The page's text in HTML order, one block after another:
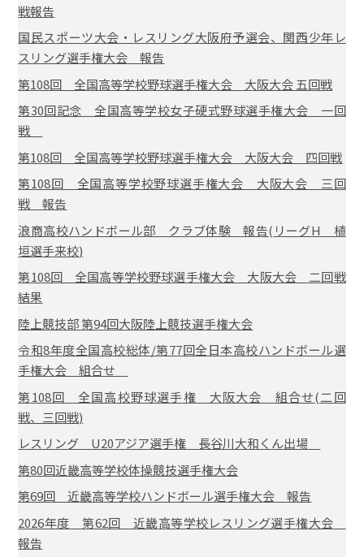
戦報告
国民スポーツ大会・レスリング大阪府予選会、関西少年レ
スリング選手権大会 報告
第108回 全国高等学校野球選手権大会 大阪大会 五回戦
第30回記念 全国高等学校女子硬式野球選手権大会 一回
戦
第108回 全国高等学校野球選手権大会 大阪大会 四回戦
第108回 全国高等学校野球選手権大会 大阪大会 三回
戦 報告
浪商高校ハンドボール部 クラブ体験 報告(リーグH 植
垣選手来校)
第108回 全国高等学校野球選手権大会 大阪大会 二回戦
結果
陸上競技部 第94回大阪陸上競技選手権大会
令和8年度全国高校総体/第77回全日本高校ハンドボール選
手権大会 組合せ
第108回 全国高校野球選手権 大阪大会 組合せ(二回
戦、三回戦)
レスリング U20アジア選手権 長谷川大和くん出場
第80回近畿高等学校体操競技選手権大会
第69回 近畿高等学校ハンドボール選手権大会 報告
2026年度 第62回 近畿高等学校レスリング選手権大会
報告